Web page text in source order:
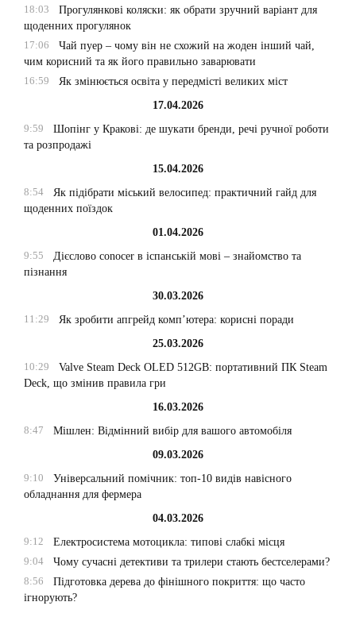
18:03
Прогулянкові коляски: як обрати зручний варіант для
щоденних прогулянок
17:06
Чай пуер – чому він не схожий на жоден інший чай,
чим корисний та як його правильно заварювати
16:59
Як змінюється освіта у передмісті великих міст
17.04.2026
9:59
Шопінг у Кракові: де шукати бренди, речі ручної роботи
та розпродажі
15.04.2026
8:54
Як підібрати міський велосипед: практичний гайд для
щоденних поїздок
01.04.2026
9:55
Дієслово conocer в іспанській мові – знайомство та
пізнання
30.03.2026
11:29
Як зробити апгрейд комп’ютера: корисні поради
25.03.2026
10:29
Valve Steam Deck OLED 512GB: портативний ПК Steam
Deck, що змінив правила гри
16.03.2026
8:47
Мішлен: Відмінний вибір для вашого автомобіля
09.03.2026
9:10
Універсальний помічник: топ-10 видів навісного
обладнання для фермера
04.03.2026
9:12
Електросистема мотоцикла: типові слабкі місця
9:04
Чому сучасні детективи та трилери стають бестселерами?
8:56
Підготовка дерева до фінішного покриття: що часто
ігнорують?